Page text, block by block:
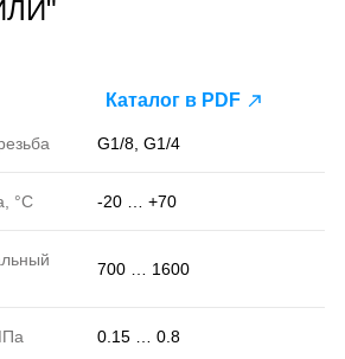
Каталог в PDF
G1/8, G1/4
°С -20 … +70
700 … 1600
0.15 … 0.8